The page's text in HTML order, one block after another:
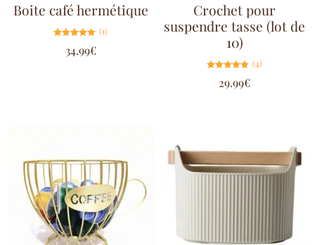
Boite café hermétique
5.00
sur 5
(1)
34.99€
Crochet pour
suspendre tasse (lot de
10)
5.00
sur 5
(4)
29.99€